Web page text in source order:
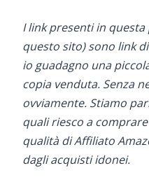
I link presenti in
questo sito) sono link
io guadagno una
copia venduta. Senza
ovviamente. Stiamo
quali riesco a
qualità di Affiliato
dagli acquisti idonei.